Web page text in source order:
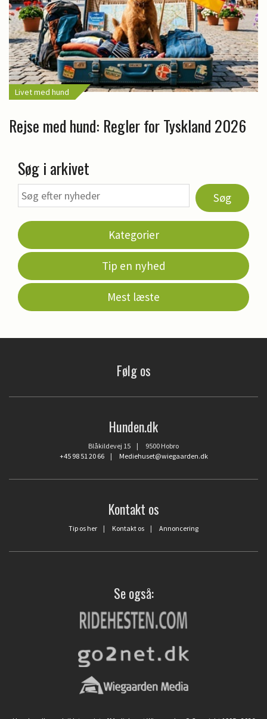
Livet med hund
Rejse med hund: Regler for Tyskland 2026
Søg i arkivet
Søg
Kategorier
Tip en nyhed
Mest læste
Følg os
Hunden.dk
Blåkildevej 15 | 9500 Hobro
+45 98 51 20 66| Mediehuset@wiegaarden.dk
Kontakt os
Tip os her | Kontakt os | Annoncering
Se også: